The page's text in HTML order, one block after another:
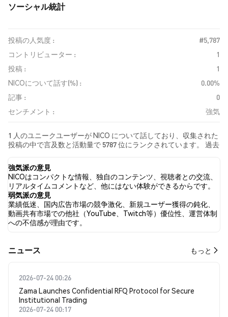
ソーシャル統計
投稿の人気度 :
#5,787
コントリビューター :
1
投稿 :
1
NICOについて話す(%) :
0.00%
記事 :
0
センチメント :
強気
1 人のユニークユーザーが NICO について話しており、収集された
投稿の中で言及数と活動量で 5787 位にランクされています。 過去
は 強気 でした。 最後に、NICO に関するニュース記事が 0 件公開
されました。 Twitterでは、100.00% のツイートが強気の感情を示
し、0.00% のツイートが弱気の感情を示しました。 0.00% のツイ
ートは NICO に対して中立的でした。 これらの感情分析は 1 件の
ツイートに基づいています。
強気派の意見
NICOはコンパクトな情報、独自のコンテンツ、視聴者との交流、
リアルタイムコメントなど、他にはない体験ができるからです。
弱気派の意見
業績低迷、国内広告市場の競争激化、新規ユーザー獲得の鈍化、
動画共有市場での他社（YouTube、Twitch等）優位性、運営体制
への不信感が理由です。
​​ニュース​​ もっと
2026-07-24 00:26
Zama Launches Confidential RFQ Protocol for Secure
Institutional Trading
2026-07-24 00:17